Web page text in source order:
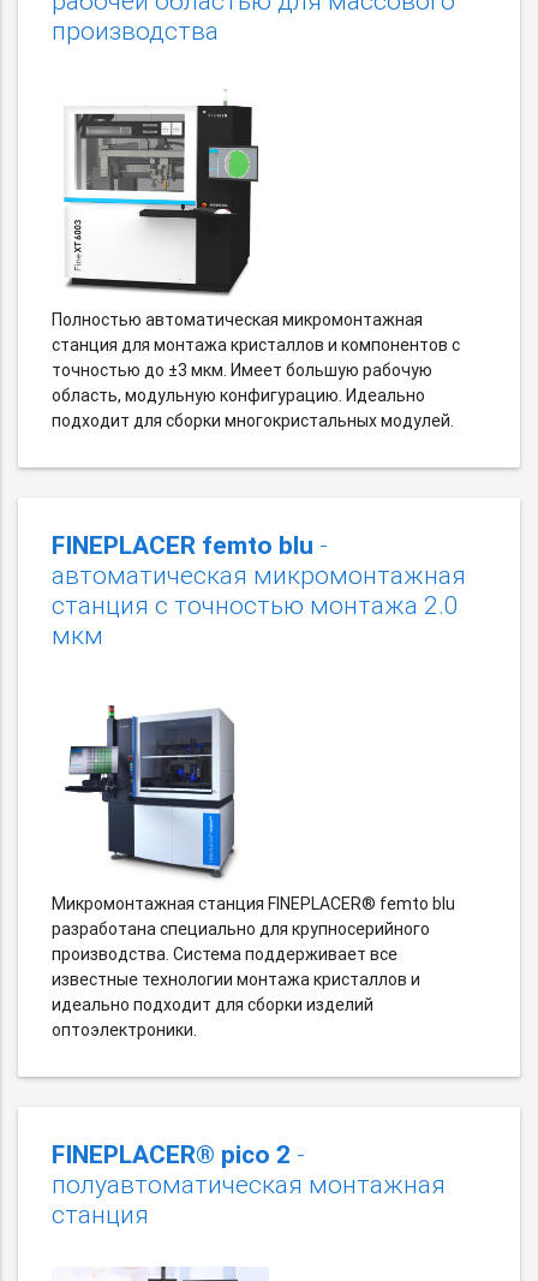
производства
Полностью автоматическая микромонтажная
станция для монтажа кристаллов и компонентов с
точностью до ±3 мкм. Имеет большую рабочую
область, модульную конфигурацию. Идеально
подходит для сборки многокристальных модулей.
FINEPLACER femto blu -
автоматическая микромонтажная
станция с точностью монтажа 2.0
мкм
Микромонтажная станция FINEPLACER® femto blu
разработана специально для крупносерийного
производства. Система поддерживает все
известные технологии монтажа кристаллов и
идеально подходит для сборки изделий
оптоэлектроники.
FINEPLACER® pico 2 -
полуавтоматическая монтажная
станция